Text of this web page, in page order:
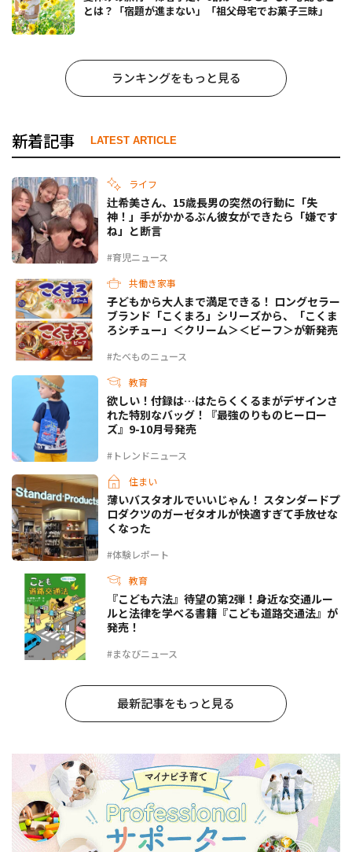
とは？「宿題が進まない」「祖父母宅でお菓子三昧」
ランキングをもっと見る
新着記事 LATEST ARTICLE
ライフ
#育児ニュース
辻希美さん、15歳長男の突然の行動に「失
神！」手がかかるぶん彼女ができたら「嫌です
ね」と断言
共働き家事
#たべものニュース
子どもから大人まで満足できる！ ロングセラー
ブランド「こくまろ」シリーズから、「こくま
ろシチュー」＜クリーム＞＜ビーフ＞が新発売
教育
#トレンドニュース
欲しい！付録は…はたらくくるまがデザインさ
れた特別なバッグ！『最強のりものヒーロー
ズ』9-10月号発売
住まい
#体験レポート
薄いバスタオルでいいじゃん！ スタンダードプ
ロダクツのガーゼタオルが快適すぎて手放せな
くなった
教育
#まなびニュース
『こども六法』待望の第2弾！身近な交通ルー
ルと法律を学べる書籍『こども道路交通法』が
発売！
最新記事をもっと見る